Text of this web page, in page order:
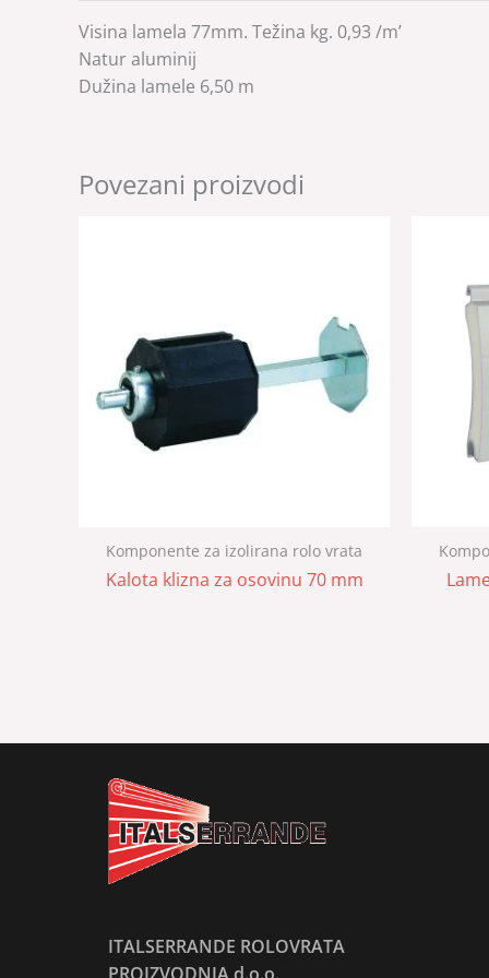
Visina lamela 77mm. Težina kg. 0,93 /m’
Natur aluminij
Dužina lamele 6,50 m
Povezani proizvodi
Komponente za izolirana rolo vrata
Kalota klizna za osovinu 70 mm
ITALSERRANDE ROLOVRATA